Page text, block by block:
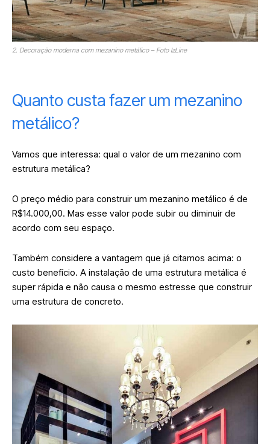
2. Decoração moderna com mezanino metálico – Foto IzLine
Quanto custa fazer um mezanino
metálico?
Vamos que interessa: qual o valor de um mezanino com
estrutura metálica?
O preço médio para construir um mezanino metálico é de
R$14.000,00. Mas esse valor pode subir ou diminuir de
acordo com seu espaço.
Também considere a vantagem que já citamos acima: o
custo benefício. A instalação de uma estrutura metálica é
super rápida e não causa o mesmo estresse que construir
uma estrutura de concreto.